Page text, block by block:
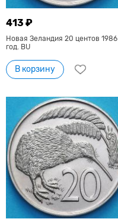
413 ₽
Новая Зеландия 20 центов 1986
год. BU
В корзину